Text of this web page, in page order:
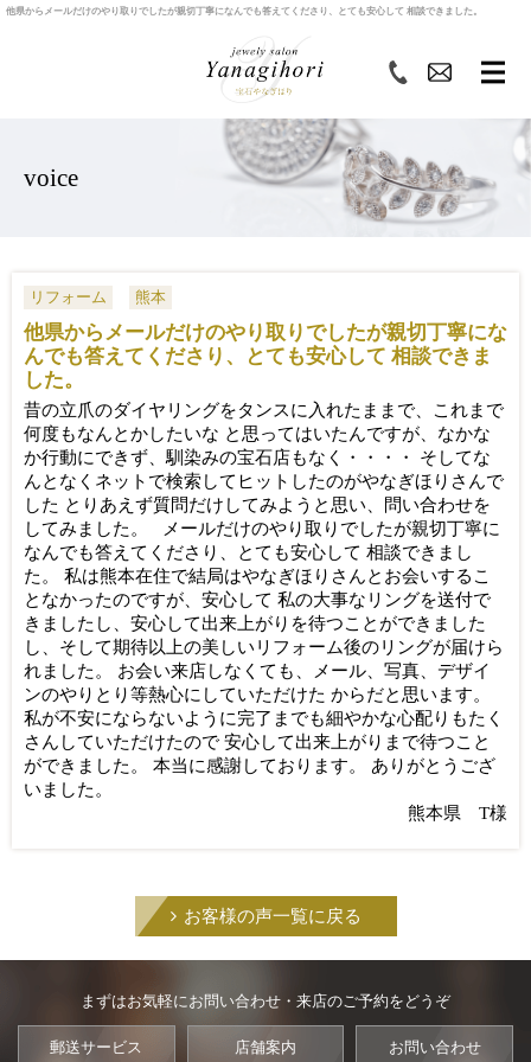
他県からメールだけのやり取りでしたが親切丁寧になんでも答えてくださり、とても安心して 相談できました。
voice
リフォーム 熊本
他県からメールだけのやり取りでしたが親切丁寧にな
んでも答えてくださり、とても安心して 相談できま
した。
昔の立爪のダイヤリングをタンスに入れたままで、これまで
何度もなんとかしたいな と思ってはいたんですが、なかな
か行動にできず、馴染みの宝石店もなく・・・・ そしてな
んとなくネットで検索してヒットしたのがやなぎほりさんで
した とりあえず質問だけしてみようと思い、問い合わせを
してみました。 メールだけのやり取りでしたが親切丁寧に
なんでも答えてくださり、とても安心して 相談できまし
た。 私は熊本在住で結局はやなぎほりさんとお会いするこ
となかったのですが、安心して 私の大事なリングを送付で
きましたし、安心して出来上がりを待つことができました
し、そして期待以上の美しいリフォーム後のリングが届けら
れました。 お会い来店しなくても、メール、写真、デザイ
ンのやりとり等熱心にしていただけた からだと思います。
私が不安にならないように完了までも細やかな心配りもたく
さんしていただけたので 安心して出来上がりまで待つこと
ができました。 本当に感謝しております。 ありがとうござ
いました。
熊本県 T様
お客様の声一覧に戻る
まずはお気軽にお問い合わせ・来店のご予約をどうぞ
郵送サービス 店舗案内 お問い合わせ